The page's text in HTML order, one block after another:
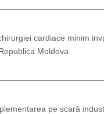
cardiace minim
Moldova
pe scară